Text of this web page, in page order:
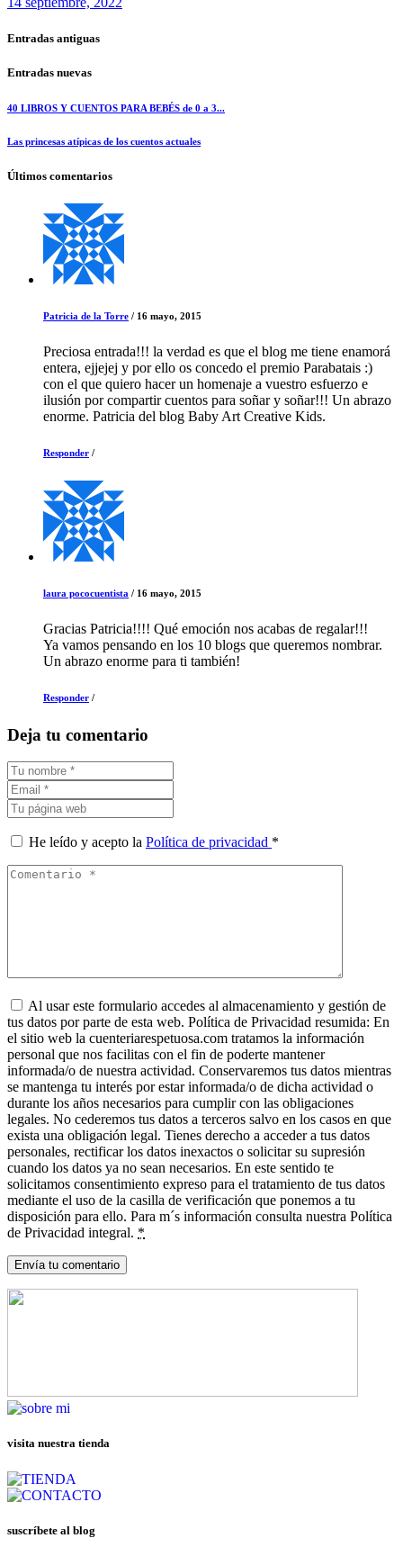
Entradas antiguas
Entradas nuevas
40 LIBROS Y CUENTOS PARA BEBÉS de 0 a 3...
Las princesas atípicas de los cuentos actuales
Últimos comentarios
Patricia de la Torre / 16 mayo, 2015
Preciosa entrada!!! la verdad es que el blog me tiene enamorá
entera, ejjejej y por ello os concedo el premio Parabatais :)
con el que quiero hacer un homenaje a vuestro esfuerzo e
ilusión por compartir cuentos para soñar y soñar!!! Un abrazo
enorme. Patricia del blog Baby Art Creative Kids.
Responder /
laura pococuentista / 16 mayo, 2015
Gracias Patricia!!!! Qué emoción nos acabas de regalar!!!
Ya vamos pensando en los 10 blogs que queremos nombrar.
Un abrazo enorme para ti también!
Responder /
Deja tu comentario
He leído y acepto la Política de privacidad *
Al usar este formulario accedes al almacenamiento y gestión de
tus datos por parte de esta web. Política de Privacidad resumida: En
el sitio web la cuenteriarespetuosa.com tratamos la información
personal que nos facilitas con el fin de poderte mantener
informada/o de nuestra actividad. Conservaremos tus datos mientras
se mantenga tu interés por estar informada/o de dicha actividad o
durante los años necesarios para cumplir con las obligaciones
legales. No cederemos tus datos a terceros salvo en los casos en que
exista una obligación legal. Tienes derecho a acceder a tus datos
personales, rectificar los datos inexactos o solicitar su supresión
cuando los datos ya no sean necesarios. En este sentido te
solicitamos consentimiento expreso para el tratamiento de tus datos
mediante el uso de la casilla de verificación que ponemos a tu
disposición para ello. Para m´s información consulta nuestra Política
de Privacidad integral. *
visita nuestra tienda
suscríbete al blog